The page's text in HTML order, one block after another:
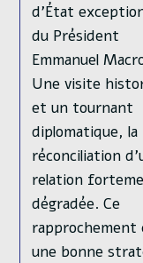
d’État
du Président
Emmanuel
Une visite
et un tournant
diplomatique, la
réconciliation
relation
dégradée. Ce
une bonne